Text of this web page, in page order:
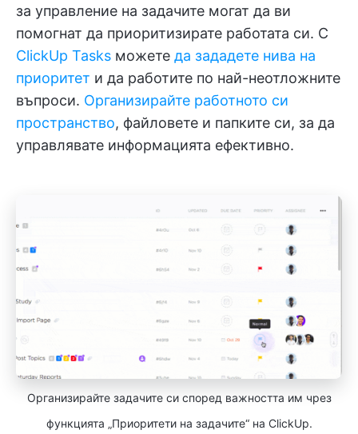
за управление на задачите могат да ви
помогнат да приоритизирате работата си. С
ClickUp Tasks можете да зададете нива на
приоритет и да работите по най-неотложните
въпроси. Организирайте работното си
пространство, файловете и папките си, за да
управлявате информацията ефективно.
Организирайте задачите си според важността им чрез
функцията „Приоритети на задачите“ на ClickUp.